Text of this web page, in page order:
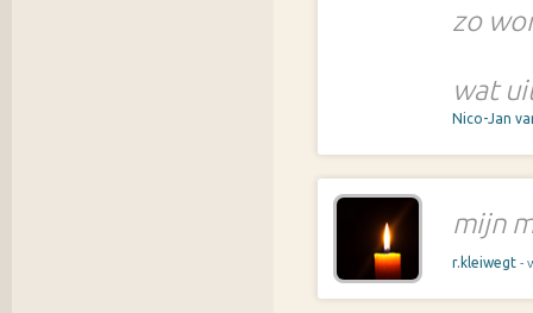
zo
wat
Nico-Jan
mijn
r.kleiwegt -